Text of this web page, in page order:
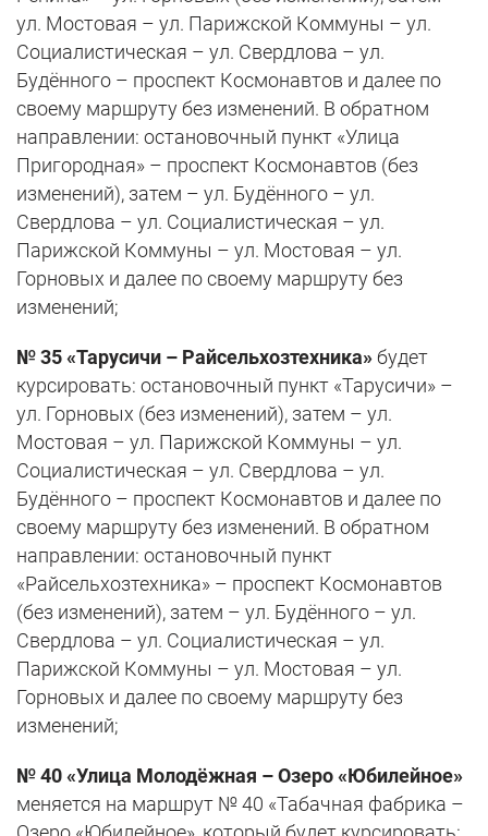
ул. Мостовая – ул. Парижской Коммуны – ул.
Социалистическая – ул. Свердлова – ул.
Будённого – проспект Космонавтов и далее по
своему маршруту без изменений. В обратном
направлении: остановочный пункт «Улица
Пригородная» – проспект Космонавтов (без
изменений), затем – ул. Будённого – ул.
Свердлова – ул. Социалистическая – ул.
Парижской Коммуны – ул. Мостовая – ул.
Горновых и далее по своему маршруту без
изменений;
№ 35 «Тарусичи – Райсельхозтехника»будет
курсировать: остановочный пункт «Тарусичи» –
ул. Горновых (без изменений), затем – ул.
Мостовая – ул. Парижской Коммуны – ул.
Социалистическая – ул. Свердлова – ул.
Будённого – проспект Космонавтов и далее по
своему маршруту без изменений. В обратном
направлении: остановочный пункт
«Райсельхозтехника» – проспект Космонавтов
(без изменений), затем – ул. Будённого – ул.
Свердлова – ул. Социалистическая – ул.
Парижской Коммуны – ул. Мостовая – ул.
Горновых и далее по своему маршруту без
изменений;
№ 40 «Улица Молодёжная – Озеро «Юбилейное»
меняется на маршрут № 40 «Табачная фабрика –